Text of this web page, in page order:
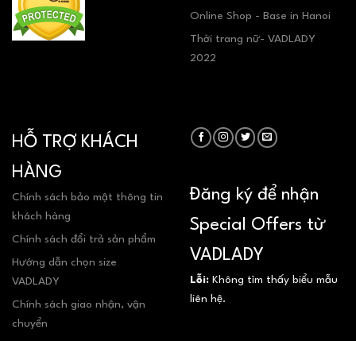
Online Shop - Base in Hanoi
Thời trang nữ- VADLADY
2022
HỖ TRỢ KHÁCH
HÀNG
Chính sách bảo mật thông tin
khách hàng
Chính sách đổi trả sản phẩm
Hướng dẫn chọn size
VADLADY
Chính sách giao nhận, vận
chuyển
Đăng ký để nhận
Special Offers từ
VADLADY
Lỗi: Không tìm thấy biểu mẫu
liên hệ.